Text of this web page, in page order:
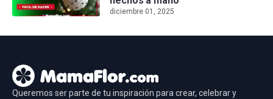
diciembre 01, 2025
Queremos ser parte de tu inspiración para crear, celebrar y